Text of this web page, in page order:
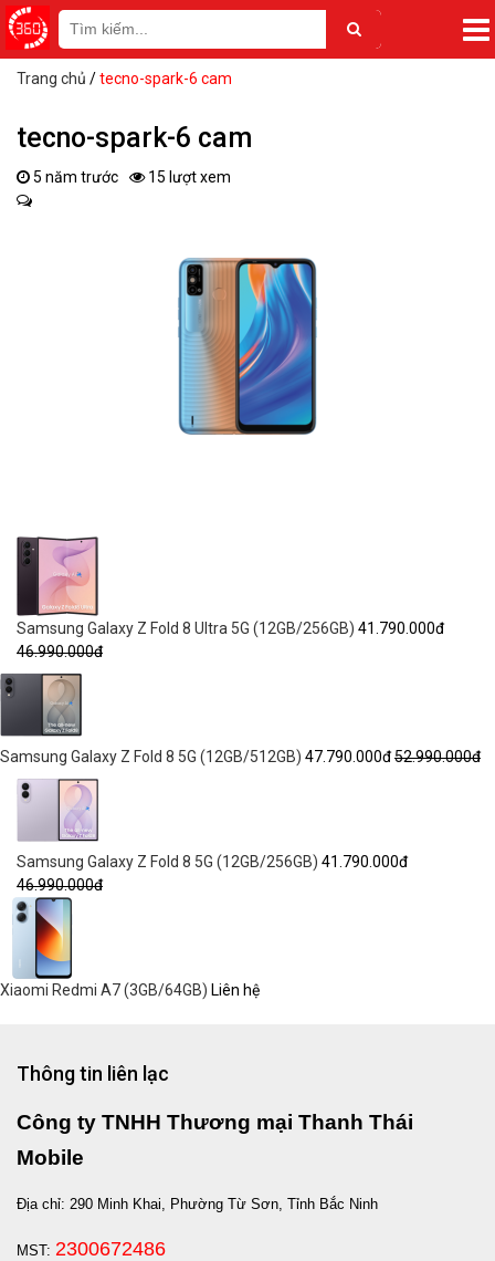
Trang chủ /tecno-spark-6 cam
tecno-spark-6 cam
5 năm trước 15 lượt xem
Samsung Galaxy Z Fold 8 Ultra 5G (12GB/256GB) 41.790.000đ
46.990.000đ
Samsung Galaxy Z Fold 8 5G (12GB/512GB) 47.790.000đ52.990.000đ
Samsung Galaxy Z Fold 8 5G (12GB/256GB) 41.790.000đ
46.990.000đ
Xiaomi Redmi A7 (3GB/64GB) Liên hệ
Thông tin liên lạc
Công ty TNHH Thương mại Thanh Thái
Mobile
Địa chỉ: 290 Minh Khai, Phường Từ Sơn, Tỉnh Bắc Ninh
MST: 2300672486